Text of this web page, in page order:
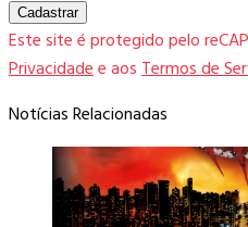
Cadastrar
Este site é protegido pelo
Privacidadee aosTermos de
Notícias Relacionadas